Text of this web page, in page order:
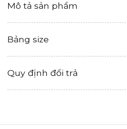
Mô tả sản phẩm
Bảng size
Quy định đổi trả